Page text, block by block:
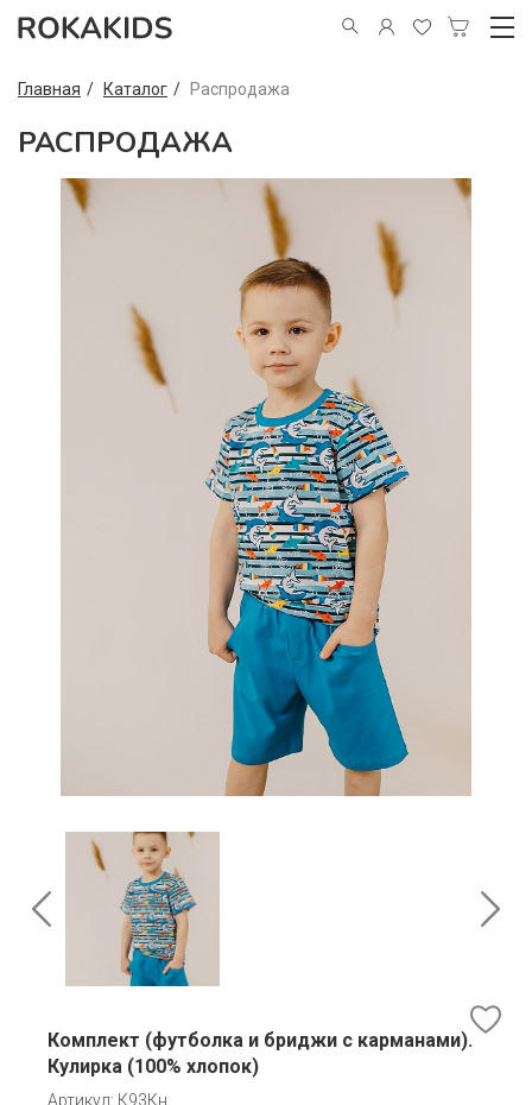
Главная Каталог Распродажа
РАСПРОДАЖА
Комплект (футболка и бриджи с карманами).
Кулирка (100% хлопок)
Артикул: К93Кн